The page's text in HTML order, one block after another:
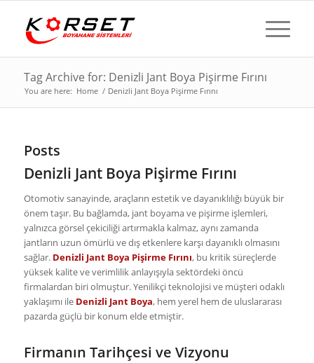
Tag Archive for: Denizli Jant Boya Pişirme Fırını
You are here: Home / Denizli Jant Boya Pişirme Fırını
Posts
Denizli Jant Boya Pişirme Fırını
Otomotiv sanayinde, araçların estetik ve dayanıklılığı büyük bir
önem taşır. Bu bağlamda, jant boyama ve pişirme işlemleri,
yalnızca görsel çekiciliği artırmakla kalmaz, aynı zamanda
jantların uzun ömürlü ve dış etkenlere karşı dayanıklı olmasını
sağlar. Denizli Jant Boya Pişirme Fırını, bu kritik süreçlerde
yüksek kalite ve verimlilik anlayışıyla sektördeki öncü
firmalardan biri olmuştur. Yenilikçi teknolojisi ve müşteri odaklı
yaklaşımı ile Denizli Jant Boya, hem yerel hem de uluslararası
pazarda güçlü bir konum elde etmiştir.
Firmanın Tarihçesi ve Vizyonu